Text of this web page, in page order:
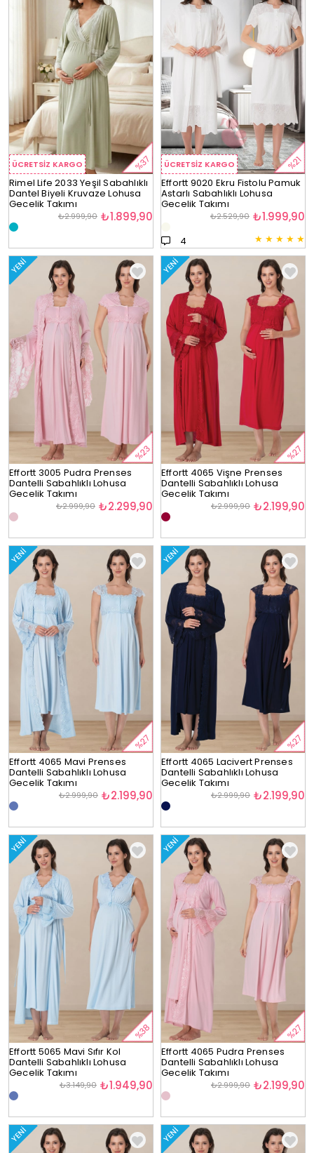
ÜCRETSIZ KARGO %37
Rimel Life 2033 Yeşil Sabahlıklı
Dantel Biyeli Kruvaze Lohusa
Gecelik Takımı
₺1.899,90
₺2.999,90
ÜCRETSIZ KARGO %21
Effortt 9020 Ekru Fistolu Pamuk
Astarlı Sabahlıklı Lohusa
Gecelik Takımı
★ ★ ★ ★ ★
4
₺1.999,90
₺2.529,90
YENI
%23
Effortt 3005 Pudra Prenses
Dantelli Sabahlıklı Lohusa
Gecelik Takımı
₺2.299,90
₺2.999,90
YENI
%27
Effortt 4065 Vişne Prenses
Dantelli Sabahlıklı Lohusa
Gecelik Takımı
₺2.199,90
₺2.999,90
YENI
%27
Effortt 4065 Mavi Prenses
Dantelli Sabahlıklı Lohusa
Gecelik Takımı
₺2.199,90
₺2.999,90
YENI
%27
Effortt 4065 Lacivert Prenses
Dantelli Sabahlıklı Lohusa
Gecelik Takımı
₺2.199,90
₺2.999,90
YENI
%38
Effortt 5065 Mavi Sıfır Kol
Dantelli Sabahlıklı Lohusa
Gecelik Takımı
₺1.949,90
₺3.149,90
YENI
%27
Effortt 4065 Pudra Prenses
Dantelli Sabahlıklı Lohusa
Gecelik Takımı
₺2.199,90
₺2.999,90
YENI YENI